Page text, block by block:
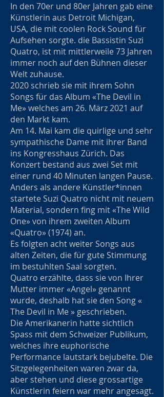
In den 70er und 80er Jahren gab eine
Künstlerin aus Detroit Michigan,
USA, die mit coolen Rock Sound für
Aufsehen sorgte. die Bassistin Suzi
Quatro, ist mit mittlerweile 73 Jahren
immer noch auf den Bühnen dieser
Welt zuhause.
2020 schrieb sie mit ihrem Sohn
Songs für das Album «The Devil in
Me» welches am 26. März 2021 auf
den Markt kam.
Am 14. Mai kam die quirlige und sehr
sympathische Dame mit ihrer Band
ins Kongresshaus Zürich. Das
Konzert bestand aus zwei Set mit
einer rund 40 Minuten langen Pause.
Anders als andere Künstler*innen
startete Suzi Quatro nicht mit neuem
Material, sondern fing mit «The Wild
One» von ihrem zweiten Album
«Quatro» (1974) an.
Es folgten acht weiter Songs aus
alten Zeiten, die für gute Stimmung
im bestuhlten Saal sorgten.
Quatro erzählte, dass sie von Ihrer
Mutter immer «Angel» genannt
wurde, deshalb hat sie den Song «
The Devil in Me » geschrieben.
Die Amerikanerin hatte sichtlich
Spass mit dem Schweizer Publikum,
welches ihre euphorische
Performance lautstark bejubelte. Die
Sitzgelegenheiten waren zwar da,
aber stehen und diese grossartige
Künstlerin feiern war mehr angesagt.